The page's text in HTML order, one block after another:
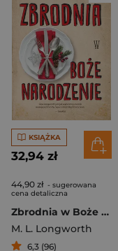
KSIĄŻKA
32,94 zł
44,90 zł - sugerowana
cena detaliczna
Zbrodnia w Boże Narodzenie
M. L. Longworth
6,3 (96)